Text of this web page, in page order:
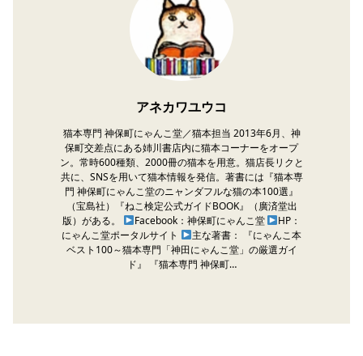
アネカワユウコ
猫本専門 神保町にゃんこ堂／猫本担当 2013年6月、神
保町交差点にある姉川書店内に猫本コーナーをオープ
ン。常時600種類、2000冊の猫本を用意。猫店長リクと
共に、SNSを用いて猫本情報を発信。著書には『猫本専
門 神保町にゃんこ堂のニャンダフルな猫の本100選』
（宝島社）『ねこ検定公式ガイドBOOK』（廣済堂出
版）がある。
Facebook：神保町にゃんこ堂
HP：
にゃんこ堂ポータルサイト
主な著書： 『にゃんこ本
ベスト100～猫本専門「神田にゃんこ堂」の厳選ガイ
ド』 『猫本専門 神保町…